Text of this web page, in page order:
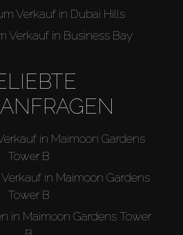
Verkauf in Dubai Hills
Verkauf in Business Bay
in Maimoon Gardens
Tower B
in Maimoon Gardens
Tower B
in Maimoon Gardens Tower